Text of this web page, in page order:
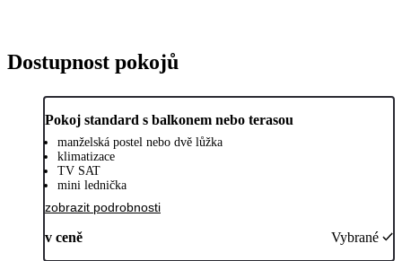
Dostupnost pokojů
Pokoj standard s balkonem nebo terasou
manželská postel nebo dvě lůžka
klimatizace
TV SAT
mini lednička
zobrazit podrobnosti
v ceně Vybrané